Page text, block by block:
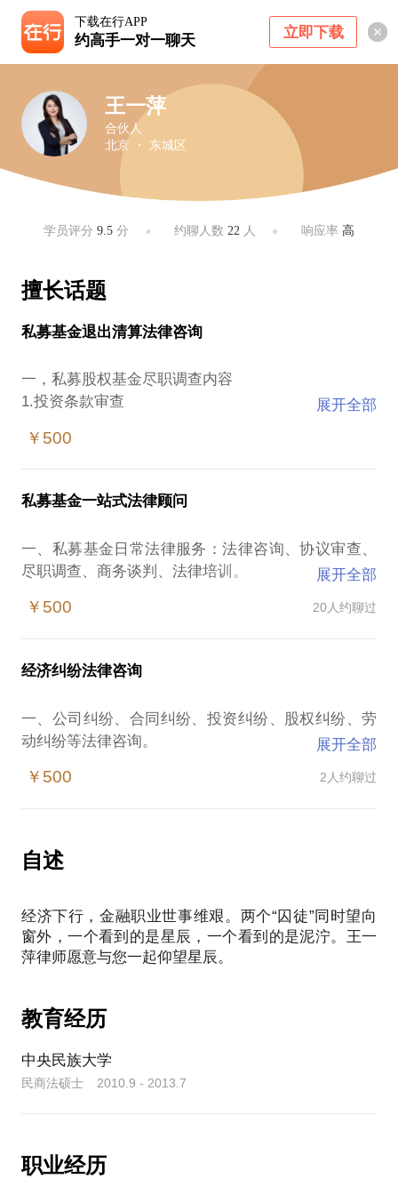
下载在行APP
约高手一对一聊天 立即下载
王一萍
合伙人
北京 ・ 东城区
学员评分9.5 分 约聊人数 22 人 响应率 高
擅长话题
私募基金退出清算法律咨询
一，私募股权基金尽职调查内容
1.投资条款审查
3.退出约定梳理
1.合伙人会议决议文件
2.协议签署情况
4.信息披露函件
5.退出要求文件
三，投资人退伙条款的深入评估
3.赎回承诺条款的评估（如有）
1.三重一大审批程序强制性要求程序适用性评估
2.政府引导基金产权交易所手续、资产评估手续合规
3.政府引导基金“随时退出权”和“优先退出权”约定有效
4.政府引导基金财产担保条件及连带责任承担有效性
评估
（1）年度审计情况汇报审查
（2）项目运作情况检查与汇报审查
（3）投资效果分析评价审查
2.对外投资确权风险核查
及财产情况
展开全部
￥500
私募基金一站式法律顾问
一、私募基金日常法律服务：法律咨询、协议审查、
尽职调查、商务谈判、法律培训。
介募集合规性、投资者适当性、投资者关系维护、管
三、私募基金产品合规运营法律服务：基金产品设
计、基金合同修订、备案信息填报、信息披露、基金
四、私募基金管理人登记法律服务：高管招聘、商业
计划、尽职调查、入会登记、重大变更。
五、私募基金清算法律服务：审查私募基金投资项目
目非正常退出的因素，包括网络舆情、大数据及争议
六、私募基金税收筹划法律服务：依据财政部税务总
局55号等资本市场、私募基金涉诉政策，参与私募基
金的组织架构、主体形式、收入与成本费用的比重等
证投资条件、溢价估值、股东权利及退出安排；为特
案；审核私募股权融资文件。
八、私募机构人力资源专项服务
展开全部
￥500 20人约聊过
经济纠纷法律咨询
一、公司纠纷、合同纠纷、投资纠纷、股权纠纷、劳
动纠纷等法律咨询。
二、北京市辖区内：经济纠纷、治安拘留、公安经
展开全部
￥500 2人约聊过
自述
经济下行，金融职业世事维艰。两个“囚徒”同时望向
窗外，一个看到的是星辰，一个看到的是泥泞。王一
教育经历
中央民族大学
民商法硕士 2010.9 - 2013.7
职业经历